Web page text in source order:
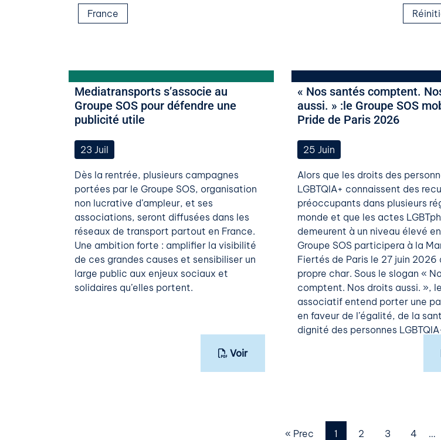
France
Mediatransports s’associe au
Groupe SOS pour défendre une
publicité utile
23 Juil
Dès la rentrée, plusieurs campagnes
portées par le Groupe SOS, organisation
non lucrative d’ampleur, et ses
associations, seront diffusées dans les
réseaux de transport partout en France.
Une ambition forte : amplifier la visibilité
de ces grandes causes et sensibiliser un
large public aux enjeux sociaux et
solidaires qu’elles portent.
Voir
« Nos santés comptent.
aussi. » :le Groupe SOS
Pride de Paris 2026
25 Juin
Alors que les droits des
LGBTQIA+ connaissent des
préoccupants dans plusieurs
monde et que les actes
demeurent à un niveau élevé
Groupe SOS participera à la
Fiertés de Paris le 27 juin 2026
propre char. Sous le slogan «
comptent. Nos droits aussi. »,
associatif entend porter une
en faveur de l’égalité, de la
dignité des personnes
« Prec 1 2 3 4 …